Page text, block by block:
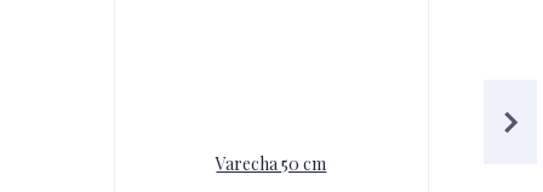
Varecha 50 cm